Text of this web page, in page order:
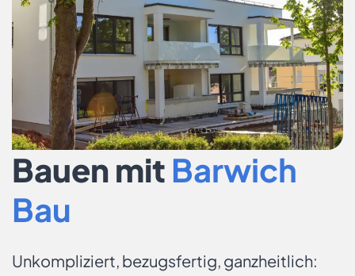
Bauen mitBarwich
Bau
Unkompliziert, bezugsfertig, ganzheitlich: